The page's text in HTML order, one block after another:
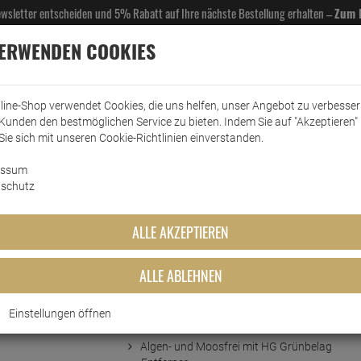
entscheiden und 5% Rabatt auf Ihre nächste Bestellung erhalten –Zum
& GASTROBEDARF DROGERIE KÜCHE & HAUSHALT KFZ
Entferner Konzentrat 5 Liter
Algen- und Moosfrei mit HG Grünbelag
COOKIES
Shop verwendet Cookies, die uns helfen, unser Angebot zu
den bestmöglichen Service zu bieten. Indem Sie auf "Akzeptieren"
sich mit unseren Cookie-Richtlinien einverstanden.
ALLE AKZEPTIEREN
ALLE ABLEHNEN
Einstellungen öffnen